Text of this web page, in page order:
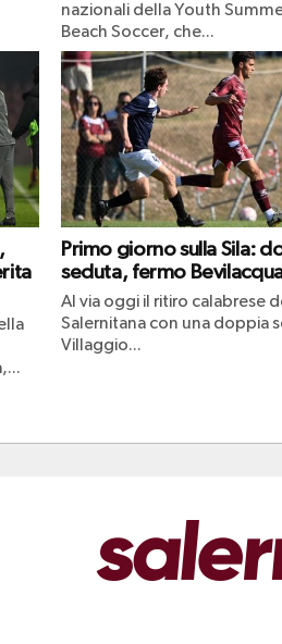
nazionali della Youth
Beach Soccer, che...
Primo giorno sulla Sila:
seduta, fermo
Al via oggi il ritiro calabrese
Salernitana con una doppia
Villaggio...